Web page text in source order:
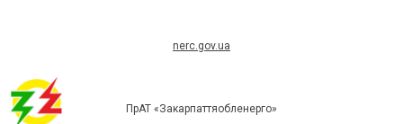
nerc.gov.ua
ПрАТ «Закарпаттяобленерго»